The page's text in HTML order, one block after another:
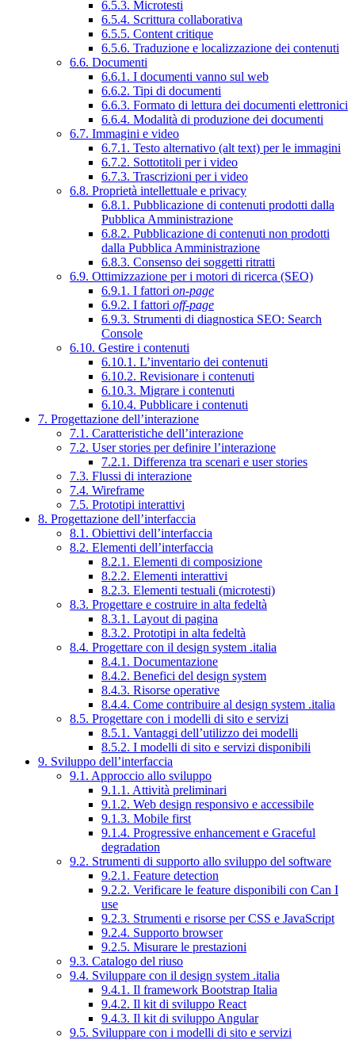
6.5.3. Microtesti
6.5.4. Scrittura collaborativa
6.5.5. Content critique
6.5.6. Traduzione e localizzazione dei contenuti
6.6. Documenti
6.6.1. I documenti vanno sul web
6.6.2. Tipi di documenti
6.6.3. Formato di lettura dei documenti elettronici
6.6.4. Modalità di produzione dei documenti
6.7. Immagini e video
6.7.1. Testo alternativo (alt text) per le immagini
6.7.2. Sottotitoli per i video
6.7.3. Trascrizioni per i video
6.8. Proprietà intellettuale e privacy
6.8.1. Pubblicazione di contenuti prodotti dalla
Pubblica Amministrazione
6.8.2. Pubblicazione di contenuti non prodotti
dalla Pubblica Amministrazione
6.8.3. Consenso dei soggetti ritratti
6.9. Ottimizzazione per i motori di ricerca (SEO)
6.9.1. I fattori on-page
6.9.2. I fattori off-page
6.9.3. Strumenti di diagnostica SEO: Search
Console
6.10. Gestire i contenuti
6.10.1. L’inventario dei contenuti
6.10.2. Revisionare i contenuti
6.10.3. Migrare i contenuti
6.10.4. Pubblicare i contenuti
7. Progettazione dell’interazione
7.1. Caratteristiche dell’interazione
7.2. User stories per definire l’interazione
7.2.1. Differenza tra scenari e user stories
7.3. Flussi di interazione
7.4. Wireframe
7.5. Prototipi interattivi
8. Progettazione dell’interfaccia
8.1. Obiettivi dell’interfaccia
8.2. Elementi dell’interfaccia
8.2.1. Elementi di composizione
8.2.2. Elementi interattivi
8.2.3. Elementi testuali (microtesti)
8.3. Progettare e costruire in alta fedeltà
8.3.1. Layout di pagina
8.3.2. Prototipi in alta fedeltà
8.4. Progettare con il design system .italia
8.4.1. Documentazione
8.4.2. Benefici del design system
8.4.3. Risorse operative
8.4.4. Come contribuire al design system .italia
8.5. Progettare con i modelli di sito e servizi
8.5.1. Vantaggi dell’utilizzo dei modelli
8.5.2. I modelli di sito e servizi disponibili
9. Sviluppo dell’interfaccia
9.1. Approccio allo sviluppo
9.1.1. Attività preliminari
9.1.2. Web design responsivo e accessibile
9.1.3. Mobile first
9.1.4. Progressive enhancement e Graceful
degradation
9.2. Strumenti di supporto allo sviluppo del software
9.2.1. Feature detection
9.2.2. Verificare le feature disponibili con Can I
use
9.2.3. Strumenti e risorse per CSS e JavaScript
9.2.4. Supporto browser
9.2.5. Misurare le prestazioni
9.3. Catalogo del riuso
9.4. Sviluppare con il design system .italia
9.4.1. Il framework Bootstrap Italia
9.4.2. Il kit di sviluppo React
9.4.3. Il kit di sviluppo Angular
9.5. Sviluppare con i modelli di sito e servizi